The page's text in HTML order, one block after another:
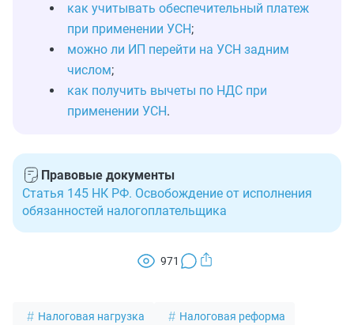
как учитывать обеспечительный платеж
при применении УСН;
можно ли ИП перейти на УСН задним
числом;
как получить вычеты по НДС при
применении УСН.
Правовые документы
Статья 145 НК РФ. Освобождение от исполнения
обязанностей налогоплательщика
971
Налоговая нагрузка Налоговая реформа